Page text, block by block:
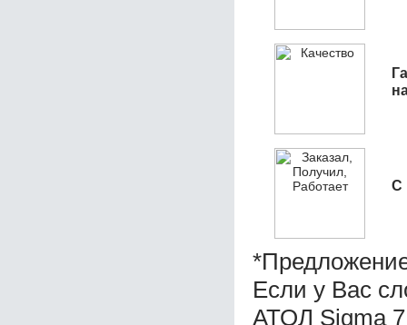
С
Если у Вас
АТОЛ Sigma